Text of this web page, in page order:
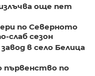
още пет
по Северното
слаб сезон
в село Белица
първенство по